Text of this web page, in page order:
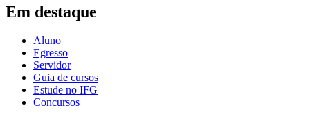
Em destaque
Aluno
Egresso
Servidor
Guia de cursos
Estude no IFG
Concursos